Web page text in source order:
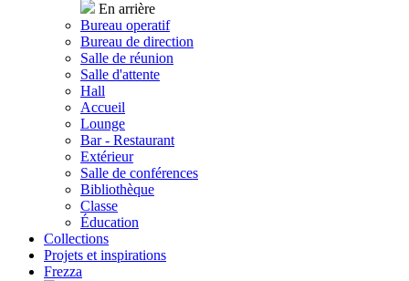
En arrière
Bureau operatif
Bureau de direction
Salle de réunion
Salle d'attente
Hall
Accueil
Lounge
Bar - Restaurant
Extérieur
Salle de conférences
Bibliothèque
Classe
Éducation
Collections
Projets et inspirations
Frezza